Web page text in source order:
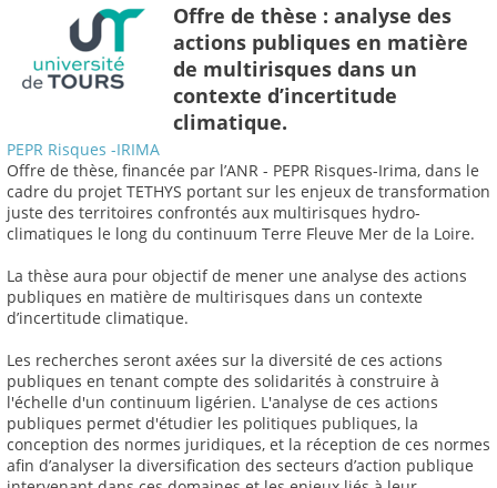
Offre de thèse : analyse des
actions publiques en matière
de multirisques dans un
contexte d’incertitude
climatique.
PEPR Risques -IRIMA
Offre de thèse, financée par l’ANR - PEPR Risques-Irima, dans le
cadre du projet TETHYS portant sur les enjeux de transformation
juste des territoires confrontés aux multirisques hydro-
climatiques le long du continuum Terre Fleuve Mer de la Loire.
La thèse aura pour objectif de mener une analyse des actions
publiques en matière de multirisques dans un contexte
d’incertitude climatique.
Les recherches seront axées sur la diversité de ces actions
publiques en tenant compte des solidarités à construire à
l'échelle d'un continuum ligérien. L'analyse de ces actions
publiques permet d'étudier les politiques publiques, la
conception des normes juridiques, et la réception de ces normes
afin d’analyser la diversification des secteurs d’action publique